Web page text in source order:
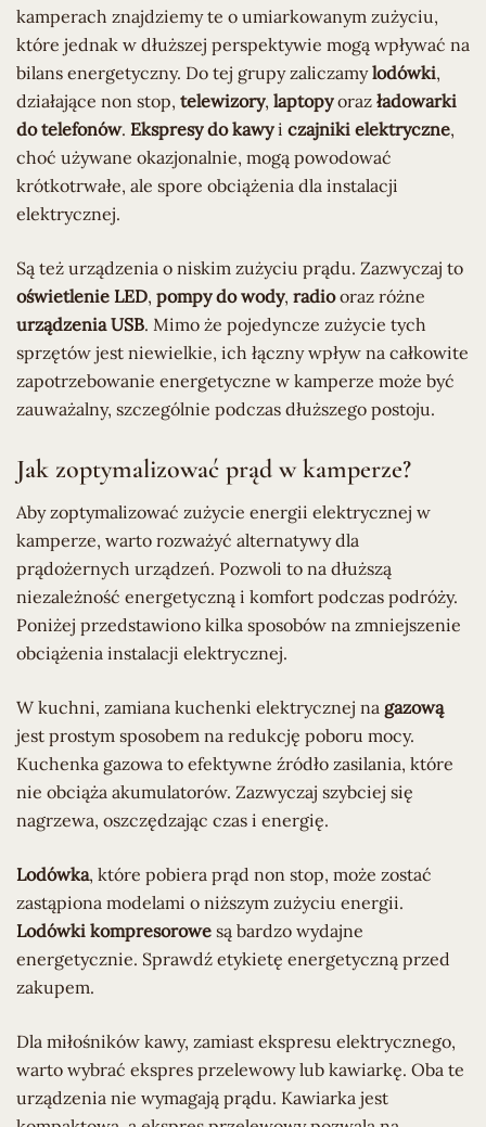
kamperach znajdziemy te o umiarkowanym zużyciu,
które jednak w dłuższej perspektywie mogą wpływać na
bilans energetyczny. Do tej grupy zaliczamylodówki,
działające non stop, telewizory, laptopyoraz ładowarki
do telefonów. Ekspresy do kawyi czajniki elektryczne,
choć używane okazjonalnie, mogą powodować
krótkotrwałe, ale spore obciążenia dla instalacji
elektrycznej.
Są też urządzenia o niskim zużyciu prądu. Zazwyczaj to
oświetlenie LED, pompy do wody, radiooraz różne
urządzenia USB. Mimo że pojedyncze zużycie tych
sprzętów jest niewielkie, ich łączny wpływ na całkowite
zapotrzebowanie energetyczne w kamperze może być
zauważalny, szczególnie podczas dłuższego postoju.
Jak zoptymalizować prąd w kamperze?
Aby zoptymalizować zużycie energii elektrycznej w
kamperze, warto rozważyć alternatywy dla
prądożernych urządzeń. Pozwoli to na dłuższą
niezależność energetyczną i komfort podczas podróży.
Poniżej przedstawiono kilka sposobów na zmniejszenie
obciążenia instalacji elektrycznej.
W kuchni, zamiana kuchenki elektrycznej na gazową
jest prostym sposobem na redukcję poboru mocy.
Kuchenka gazowa to efektywne źródło zasilania, które
nie obciąża akumulatorów. Zazwyczaj szybciej się
nagrzewa, oszczędzając czas i energię.
Lodówka, które pobiera prąd non stop, może zostać
zastąpiona modelami o niższym zużyciu energii.
Lodówki kompresorowe są bardzo wydajne
energetycznie. Sprawdź etykietę energetyczną przed
zakupem.
Dla miłośników kawy, zamiast ekspresu elektrycznego,
warto wybrać ekspres przelewowy lub kawiarkę. Oba te
urządzenia nie wymagają prądu. Kawiarka jest